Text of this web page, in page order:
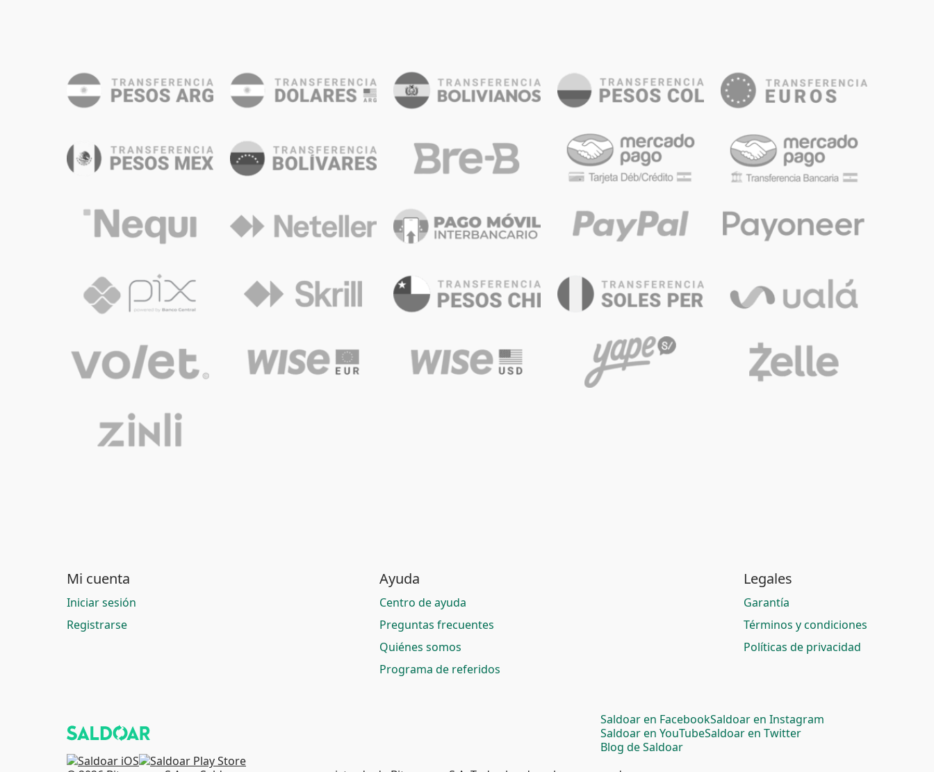
Mi cuenta
Iniciar sesión
Registrarse
Ayuda
Centro de ayuda
Preguntas frecuentes
Quiénes somos
Programa de referidos
Legales
Garantía
Términos y condiciones
Políticas de privacidad
Saldoar en FacebookSaldoar en Instagram
Saldoar en YouTubeSaldoar en Twitter
Blog de Saldoar